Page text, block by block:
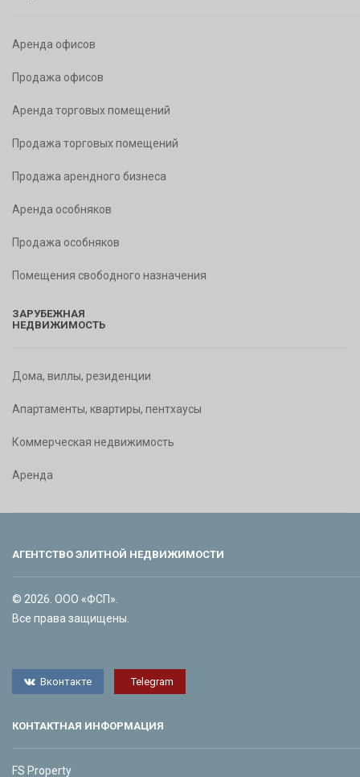
Аренда офисов
Продажа офисов
Аренда торговых помещений
Продажа торговых помещений
Продажа арендного бизнеса
Аренда особняков
Продажа особняков
Помещения свободного назначения
ЗАРУБЕЖНАЯ
НЕДВИЖИМОСТЬ
Дома, виллы, резиденции
Апартаменты, квартиры, пентхаусы
Коммерческая недвижимость
Аренда
АГЕНТСТВО ЭЛИТНОЙ НЕДВИЖИМОСТИ
© 2026. ООО «ФСП».
Все права защищены.
Вконтакте Telegram
КОНТАКТНАЯ ИНФОРМАЦИЯ
FS Property